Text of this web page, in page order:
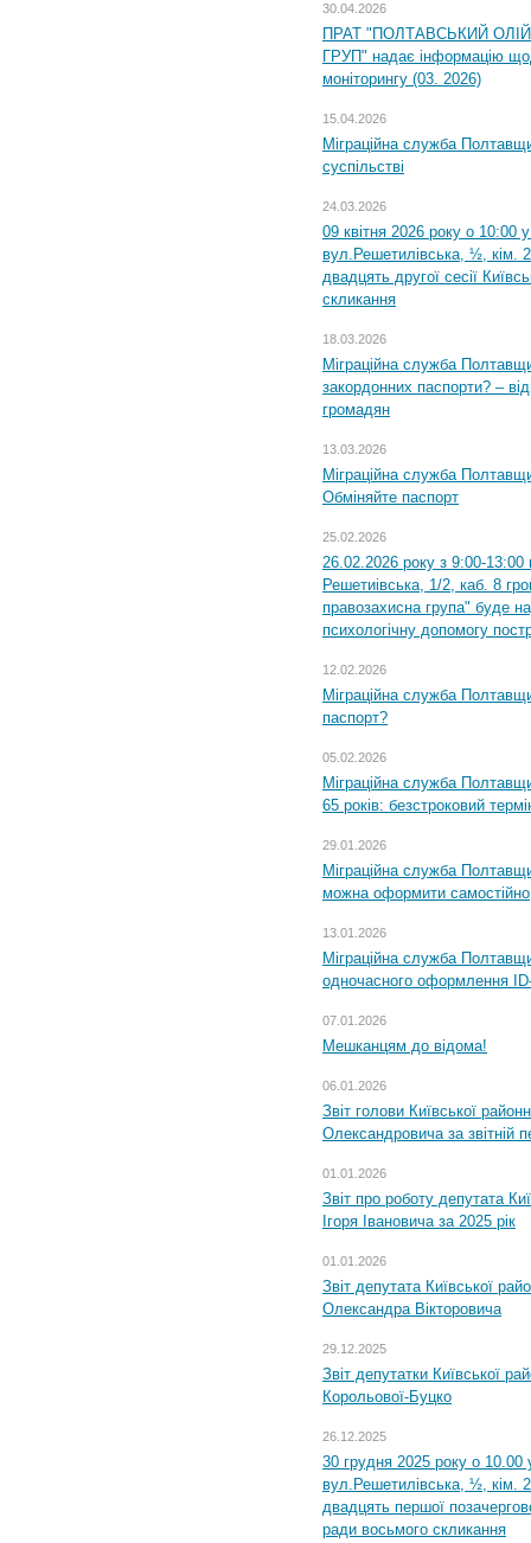
30.04.2026
ПРАТ "ПОЛТАВСЬКИЙ
ГРУП" надає інформацію
моніторингу (03. 2026)
15.04.2026
Міграційна служба
суспільстві
24.03.2026
09 квітня 2026 року о 10:00
вул.Решетилівська, ½, кім.
двадцять другої сесії
скликання
18.03.2026
Міграційна служба
закордонних паспорти? –
громадян
13.03.2026
Міграційна служба
Обміняйте паспорт
25.02.2026
26.02.2026 року з 9:00-
Решетиівська, 1/2, каб. 8
правозахисна група" буде
психологічну допомогу
12.02.2026
Міграційна служба
паспорт?
05.02.2026
Міграційна служба
65 років: безстроковий
29.01.2026
Міграційна служба
можна оформити самостійно
13.01.2026
Міграційна служба
одночасного оформлення
07.01.2026
Мешканцям до відома!
06.01.2026
Звіт голови Київської
Олександровича за звітній
01.01.2026
Звіт про роботу депутата
Ігоря Івановича за 2025 рік
01.01.2026
Звіт депутата Київської
Олександра Вікторовича
29.12.2025
Звіт депутатки Київської
Корольової-Буцко
26.12.2025
30 грудня 2025 року о 10.00
вул.Решетилівська, ½, кім.
двадцять першої
ради восьмого скликання